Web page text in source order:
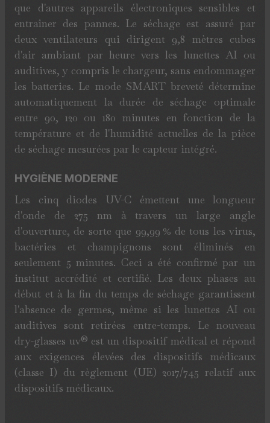
que d'autres appareils électroniques sensibles et
entraîner des pannes. Le séchage est assuré par
deux ventilateurs qui dirigent 9,8 mètres cubes
d'air ambiant par heure vers les lunettes AI ou
auditives, y compris le chargeur, sans endommager
les batteries. Le mode SMART breveté détermine
automatiquement la durée de séchage optimale
entre 90, 120 ou 180 minutes en fonction de la
température et de l'humidité actuelles de la pièce
de séchage mesurées par le capteur intégré.
HYGIÈNE MODERNE
Les cinq diodes UV-C émettent une longueur
d'onde de 275 nm à travers un large angle
d'ouverture, de sorte que 99,99 % de tous les virus,
bactéries et champignons sont éliminés en
seulement 5 minutes. Ceci a été confirmé par un
institut accrédité et certifié. Les deux phases au
début et à la fin du temps de séchage garantissent
l'absence de germes, même si les lunettes AI ou
auditives sont retirées entre-temps. Le nouveau
dry-glasses uv® est un dispositif médical et répond
aux exigences élevées des dispositifs médicaux
(classe I) du règlement (UE) 2017/745 relatif aux
dispositifs médicaux.